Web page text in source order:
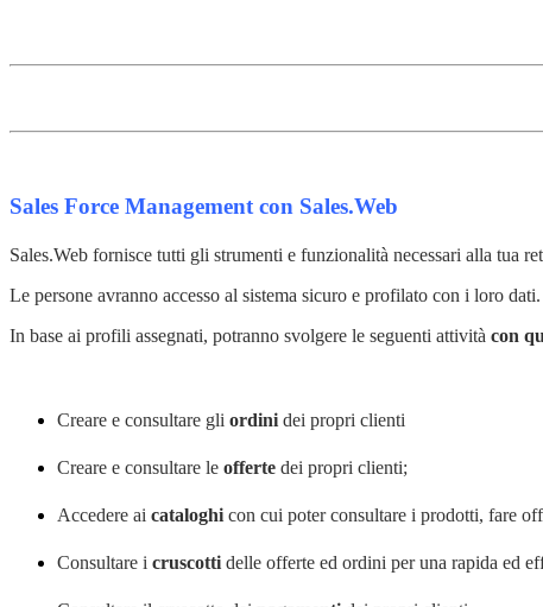
Sales Force Management con Sales.Web
Sales.Web fornisce tutti gli strumenti e funzionalità necessari alla tua
Le persone avranno accesso al sistema sicuro e profilato con i loro dati.
In base ai profili assegnati, potranno svolgere le seguenti attività con
Creare e consultare gli ordini dei propri clienti
Creare e consultare le offerte dei propri clienti;
Accedere ai cataloghi con cui poter consultare i prodotti, fare
Consultare i cruscotti delle offerte ed ordini per una rapida ed